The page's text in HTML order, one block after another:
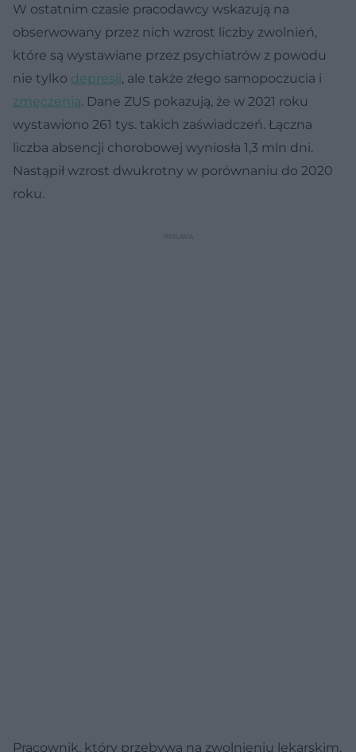
W ostatnim czasie pracodawcy wskazują na
obserwowany przez nich wzrost liczby zwolnień,
które są wystawiane przez psychiatrów z powodu
nie tylko depresji, ale także złego samopoczucia i
zmęczenia. Dane ZUS pokazują, że w 2021 roku
wystawiono 261 tys. takich zaświadczeń. Łączna
liczba absencji chorobowej wyniosła 1,3 mln dni.
Nastąpił wzrost dwukrotny w porównaniu do 2020
roku.
Pracownik, który przebywa na zwolnieniu lekarskim,